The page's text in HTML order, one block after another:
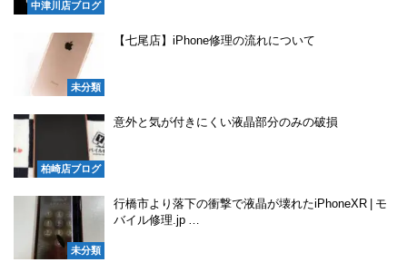
中津川店ブログ
未分類
【七尾店】iPhone修理の流れについて
柏崎店ブログ
意外と気が付きにくい液晶部分のみの破損
未分類
行橋市より落下の衝撃で液晶が壊れたiPhoneXR | モ
バイル修理.jp …